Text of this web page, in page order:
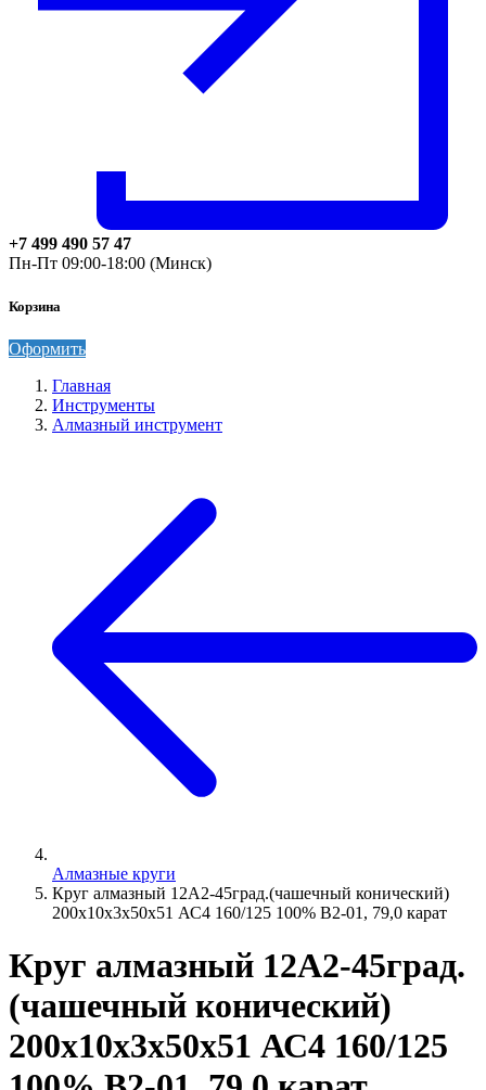
+7 499 490 57 47
Пн-Пт 09:00-18:00 (Минск)
Корзина
Оформить
Главная
Инструменты
Алмазный инструмент
Алмазные круги
Круг алмазный 12А2-45град.(чашечный конический)
200х10х3х50х51 АС4 160/125 100% В2-01, 79,0 карат
Круг алмазный 12А2-45град.
(чашечный конический)
200х10х3х50х51 АС4 160/125